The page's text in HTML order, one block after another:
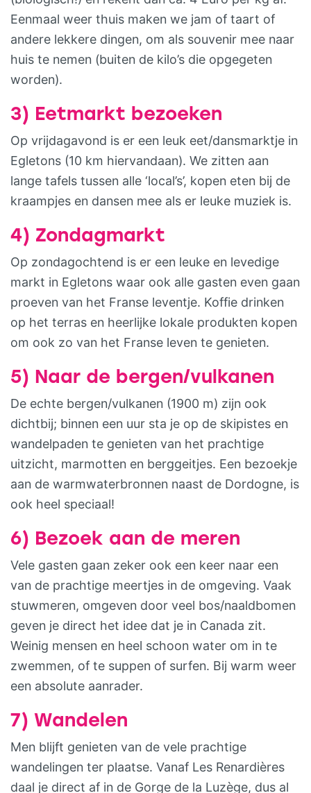
Eenmaal weer thuis maken we jam of taart of
andere lekkere dingen, om als souvenir mee naar
huis te nemen (buiten de kilo’s die opgegeten
worden).
3) Eetmarkt bezoeken
Op vrijdagavond is er een leuk eet/dansmarktje in
Egletons (10 km hiervandaan). We zitten aan
lange tafels tussen alle ‘local’s’, kopen eten bij de
kraampjes en dansen mee als er leuke muziek is.
4) Zondagmarkt
Op zondagochtend is er een leuke en levedige
markt in Egletons waar ook alle gasten even gaan
proeven van het Franse leventje. Koffie drinken
op het terras en heerlijke lokale produkten kopen
om ook zo van het Franse leven te genieten.
5) Naar de bergen/vulkanen
De echte bergen/vulkanen (1900 m) zijn ook
dichtbij; binnen een uur sta je op de skipistes en
wandelpaden te genieten van het prachtige
uitzicht, marmotten en berggeitjes. Een bezoekje
aan de warmwaterbronnen naast de Dordogne, is
ook heel speciaal!
6) Bezoek aan de meren
Vele gasten gaan zeker ook een keer naar een
van de prachtige meertjes in de omgeving. Vaak
stuwmeren, omgeven door veel bos/naaldbomen
geven je direct het idee dat je in Canada zit.
Weinig mensen en heel schoon water om in te
zwemmen, of te suppen of surfen. Bij warm weer
een absolute aanrader.
7) Wandelen
Men blijft genieten van de vele prachtige
wandelingen ter plaatse. Vanaf Les Renardières
daal je direct af in de Gorge de la Luzège, dus al